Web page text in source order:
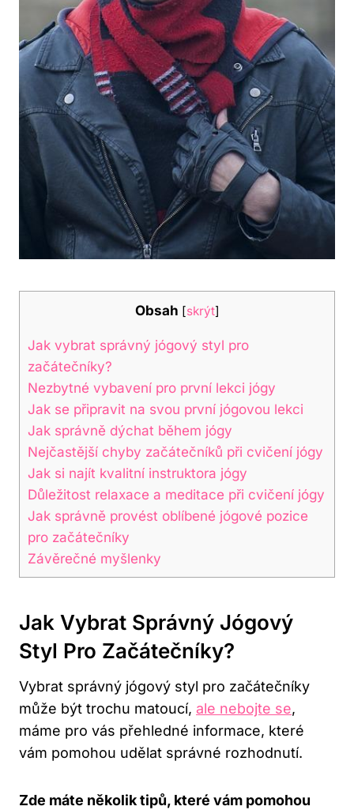
Obsah [skrýt]
Jak vybrat správný jógový styl pro
začátečníky?
Nezbytné vybavení pro první lekci jógy
Jak se připravit na svou první jógovou lekci
Jak správně dýchat během jógy
Nejčastější chyby začátečníků při cvičení jógy
Jak si najít kvalitní instruktora jógy
Důležitost relaxace a meditace při cvičení jógy
Jak správně provést oblíbené jógové pozice
pro začátečníky
Závěrečné myšlenky
Jak Vybrat Správný Jógový
Styl Pro Začátečníky?
Vybrat správný jógový styl pro začátečníky
může být trochu matoucí, ale nebojte se,
máme pro vás přehledné informace, které
vám pomohou udělat správné rozhodnutí.
Zde máte několik tipů, které vám pomohou